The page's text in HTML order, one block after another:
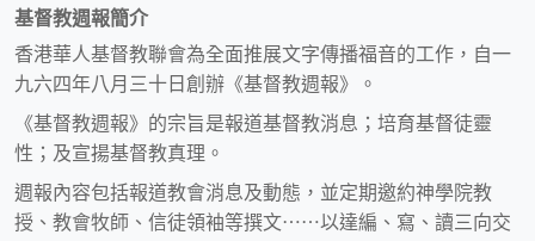
基督教週報簡介
香港華人基督教聯會為全面推展文字傳播福音的工作，自一
九六四年八月三十日創辦《基督教週報》。
《基督教週報》的宗旨是報道基督教消息；培育基督徒靈
性；及宣揚基督教真理。
週報內容包括報道教會消息及動態，並定期邀約神學院教
授、教會牧師、信徒領袖等撰文⋯⋯以達編、寫、讀三向交